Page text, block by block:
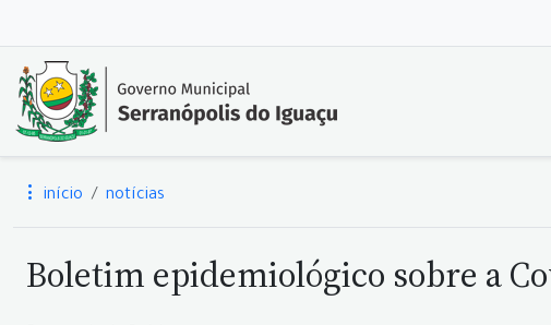
início notícias
Boletim epidemiológico sobre a